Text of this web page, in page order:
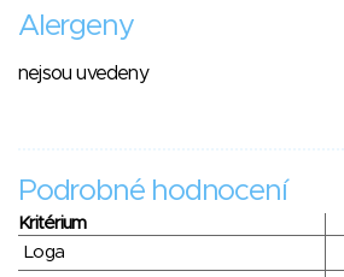
Alergeny
nejsou uvedeny
Podrobné hodnocení
Kritérium
Loga